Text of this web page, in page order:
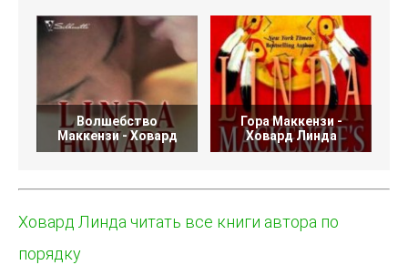
Волшебство
Маккензи - Ховард
Гора Маккензи -
Ховард Линда
Ховард Линда читать все книги автора по
порядку